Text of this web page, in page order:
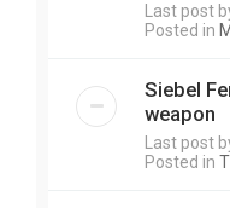
Last post
Posted in
Siebel
weapon
Last post
Posted in